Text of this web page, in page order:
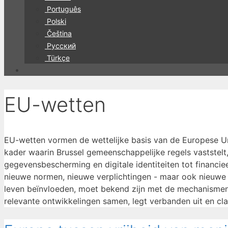
Português
Polski
Čeština
Русский
Türkçe
EU-wetten
EU-wetten vormen de wettelijke basis van de Europese
kader waarin Brussel gemeenschappelijke regels
gegevensbescherming en digitale identiteiten tot
nieuwe normen, nieuwe verplichtingen - maar ook
leven beïnvloeden, moet bekend zijn met de
relevante ontwikkelingen samen, legt verbanden uit en